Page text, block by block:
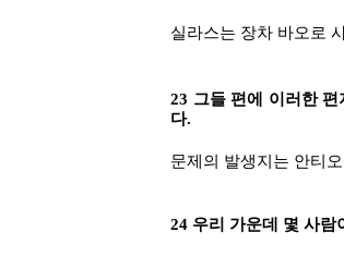
실라스는 장차 바오로
23 그들 편에 이러한
다.
문제의 발생지는 안티
24 우리 가운데 몇 사람